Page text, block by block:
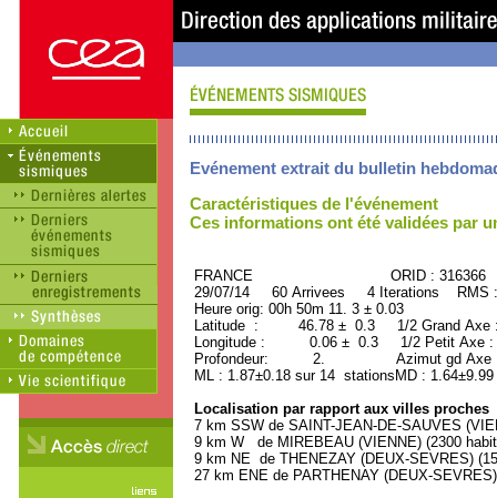
Evénement extrait du bulletin
Caractéristiques de l'événement
Ces informations ont été validées par
FRANCE ORID : 316366
29/07/14 60 Arrivees 4 Iterations RMS
Heure orig: 00h 50m 11. 3 ± 0.03
Latitude : 46.78 ± 0.3 1/2 Grand
Longitude : 0.06 ± 0.3 1/2 Petit Axe
Profondeur: 2. Azimut gd Axe :
ML : 1.87±0.18 sur 14 stationsMD :
Localisation par rapport aux villes proches
7 km SSW de SAINT-JEAN-DE-SAUVES
9 km W de MIREBEAU (VIENNE) (2300
9 km NE de THENEZAY (DEUX-SEVRES)
27 km ENE de PARTHENAY (DEUX-